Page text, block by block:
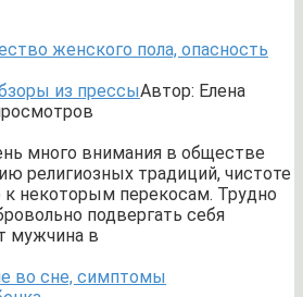
женского пола, опасность
из прессыАвтор: Елена
много внимания в обществе
религиозных традиций, чистоте
некоторым перекосам. Трудно
подвергать себя
мужчина в
во сне, симптомы